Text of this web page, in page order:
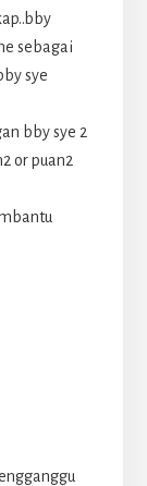
sebagai
sye
bby sye 2
or puan2